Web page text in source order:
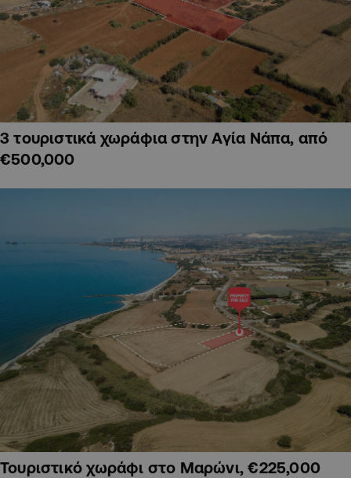
3 τουριστικά χωράφια στην Αγία Νάπα, από
€500,000
Τουριστικό χωράφι στο Μαρώνι, €225,000